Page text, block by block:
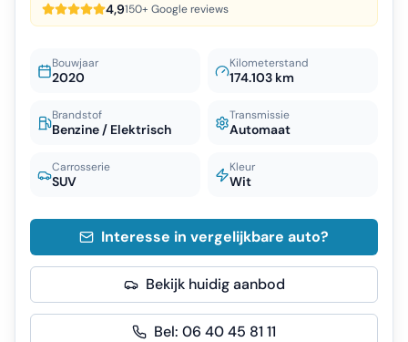
4,9150+ Google reviews
Bouwjaar
2020
Kilometerstand
174.103 km
Brandstof
Benzine / Elektrisch
Transmissie
Automaat
Carrosserie
SUV
Kleur
Wit
Interesse in vergelijkbare auto?
Bekijk huidig aanbod
Bel: 06 40 45 81 11